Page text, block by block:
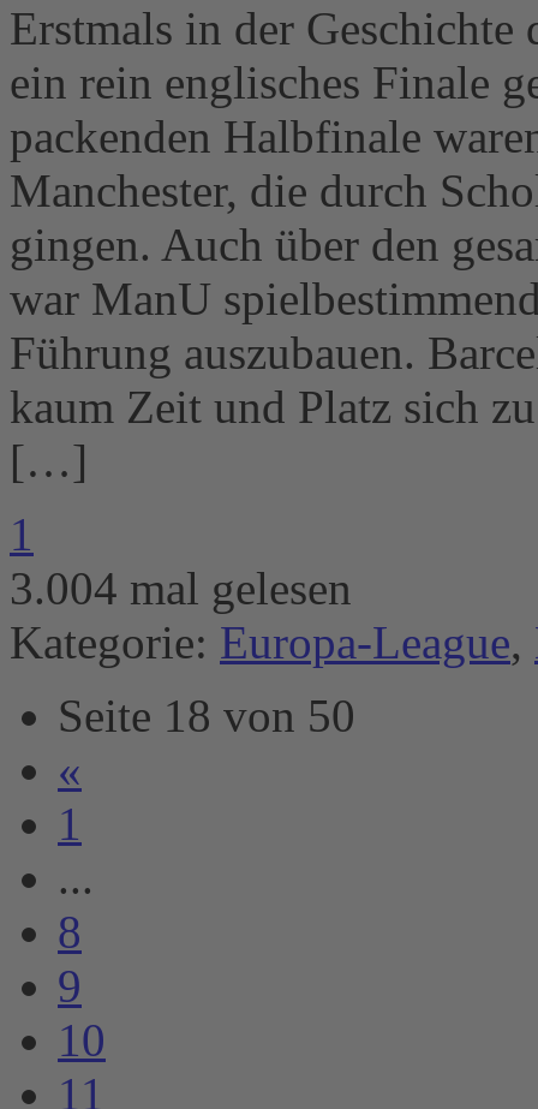
Erstmals in der Geschichte
ein rein englisches Finale
packenden Halbfinale
Manchester, die durch
gingen. Auch über den
war ManU
Führung auszubauen.
kaum Zeit und Platz sich
[…]
1
3.004 mal gelesen
Kategorie: Europa-League,
Seite 18 von 50
«
1
...
8
9
10
11